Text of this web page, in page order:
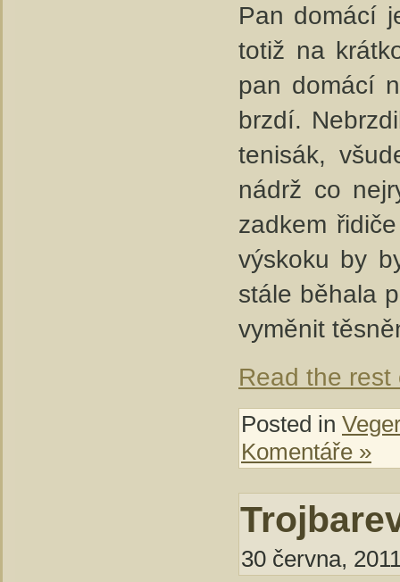
Pan domácí
totiž na
pan domácí
brzdí.
tenisák,
nádrž co
zadkem
výskoku by
stále běhala
vyměnit
Read the
Posted in
Komentáře »
30 června,